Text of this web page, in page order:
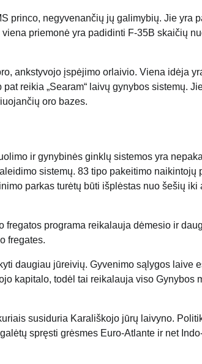
princo, negyvenančių jų galimybių. Jie yra
priemonė yra padidinti F-35B skaičių
ankstyvojo įspėjimo orlaivio. Viena idėja
reikia „Searam“ laivų gynybos sistemų.
oro bazes.
ir gynybinės ginklų sistemos yra
sistemų. 83 tipo pakeitimo naikintojų
parkas turėtų būti išplėstas nuo šešių iki
fregatos programa reikalauja dėmesio ir
fregates.
daugiau jūreivių. Gyvenimo sąlygos laive
kapitalo, todėl tai reikalauja viso Gynybos
susiduria Karališkojo jūrų laivyno.
spręsti grėsmes Euro-Atlante ir net